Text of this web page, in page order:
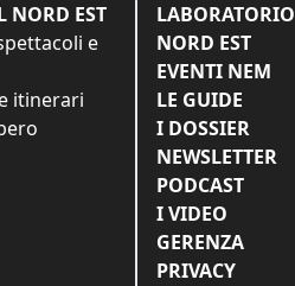
NORD EST
e
itinerari
LABORATORIO
NORD EST
EVENTI NEM
LE GUIDE
I DOSSIER
NEWSLETTER
PODCAST
I VIDEO
GERENZA
PRIVACY